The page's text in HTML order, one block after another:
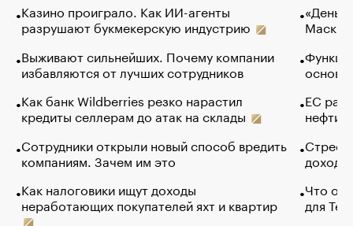
Казино проиграло. Как ИИ-агенты
разрушают букмекерскую индустрию
Выживают сильнейших. Почему компании
избавляются от лучших сотрудников
Как банк Wildberries резко нарастил
кредиты селлерам до атак на склады
Сотрудники открыли новый способ вредить
компаниям. Зачем им это
Как налоговики ищут доходы
неработающих покупателей яхт и квартир
Маск в
основ
ЕС
нефти
Что
для